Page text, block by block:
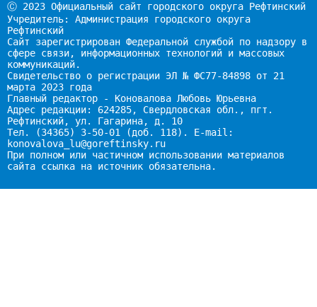
Ⓒ 2023 Официальный сайт городского округа Рефтинский
Учредитель: Администрация городского округа
Рефтинский
Сайт зарегистрирован Федеральной службой по надзору в
сфере связи, информационных технологий и массовых
коммуникаций.
Свидетельство о регистрации ЭЛ № ФС77-84898 от 21
марта 2023 года
Главный редактор - Коновалова Любовь Юрьевна
Адрес редакции: 624285, Свердловская обл., пгт.
Рефтинский, ул. Гагарина, д. 10
Тел. (34365) 3-50-01 (доб. 118). E-mail:
konovalova_lu@goreftinsky.ru
При полном или частичном использовании материалов
сайта ссылка на источник обязательна.